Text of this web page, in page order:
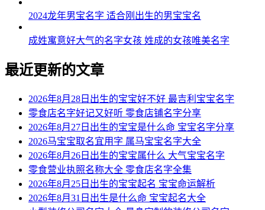
57、航朝、旺兴、天烽、羽凯、卫凯
58、林乐、京濮、灿嘉、鸥岑、琩弛
59、酥霆、利佐、澔益、溢轩、淳佳
61、荣雪、苏创、永仁、玖天、景飞
62、景勤、霏译、恒瑞、则皓、颜烨
63、霆聪、杰辰、心峻、兆霄、锐申
64、元永、玮志、乐航、骁智、伊绍
65、晨弘、骞鑫、普林、洲杉、楷铄
2024龙年男宝名字 适合刚出生的男宝宝名
成姓寓意好大气的名字女孩 姓成的女孩唯美名字
最近更新的文章
2026年8月28日出生的宝宝好不好 最吉利宝宝名字
零食店名字好记又好听 零食店铺名字分享
2026年8月27日出生的宝宝是什么命 宝宝名字分享
2026马宝宝取名宜用字 属马宝宝名字大全
2026年8月26日出生的宝宝属什么 大气宝宝名字
零食营业执照名称大全 零食店名字全集
2026年8月25日出生的宝宝起名 宝宝命运解析
2026年8月31日出生是什么命 宝宝起名大全